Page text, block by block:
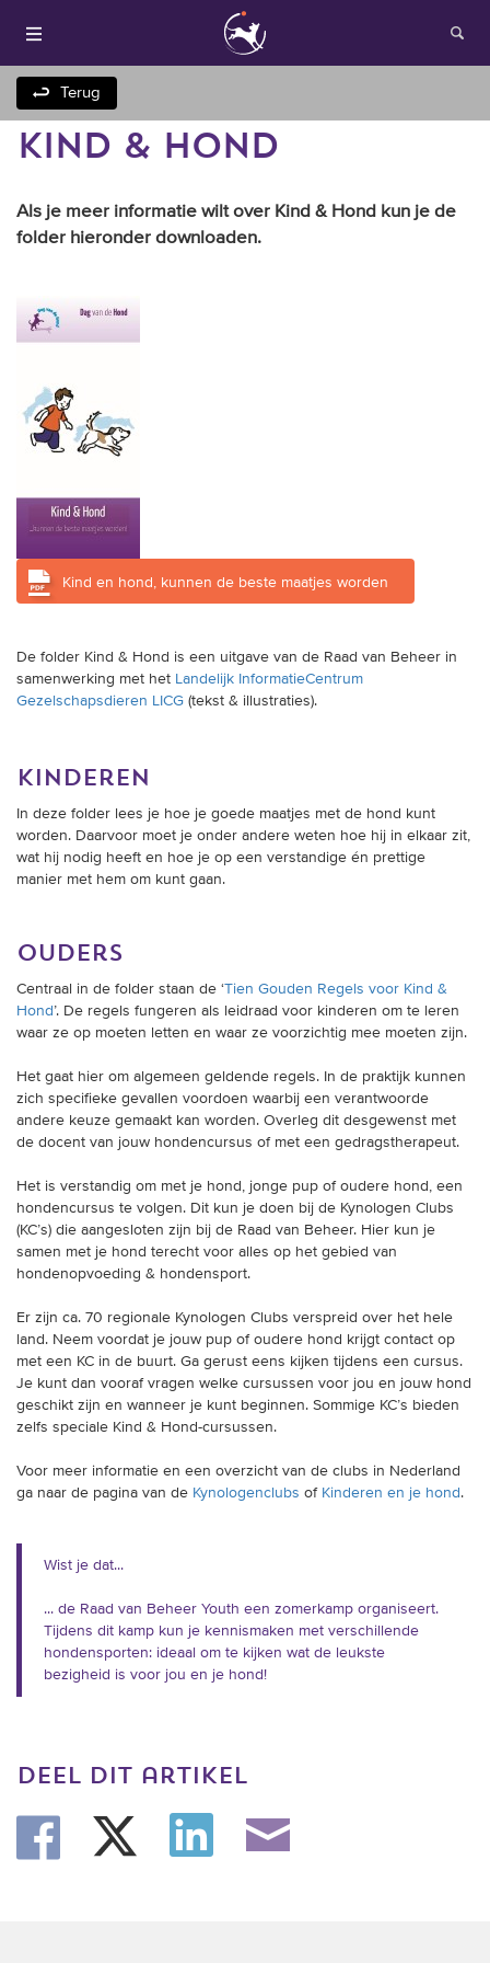
Houden van honden
Onze websites
trainingen
Zoek een vereniging
Inlog Mijn RvB account
Inlog leden / officials
Over ons
Vacatures
Terug
KIND & HOND
Als je meer informatie wilt over Kind & Hond kun je de
folder hieronder downloaden.
Kind en hond, kunnen de beste maatjes worden
De folder Kind & Hond is een uitgave van de Raad van Beheer in
samenwerking met het Landelijk InformatieCentrum
Gezelschapsdieren LICG (tekst & illustraties).
kinderen
In deze folder lees je hoe je goede maatjes met de hond kunt
worden. Daarvoor moet je onder andere weten hoe hij in elkaar zit,
wat hij nodig heeft en hoe je op een verstandige én prettige
manier met hem om kunt gaan.
ouders
Centraal in de folder staan de ‘Tien Gouden Regels voor Kind &
Hond ’. De regels fungeren als leidraad voor kinderen om te leren
waar ze op moeten letten en waar ze voorzichtig mee moeten zijn.
Het gaat hier om algemeen geldende regels. In de praktijk kunnen
zich specifieke gevallen voordoen waarbij een verantwoorde
andere keuze gemaakt kan worden. Overleg dit desgewenst met
de docent van jouw hondencursus of met een gedragstherapeut.
Het is verstandig om met je hond, jonge pup of oudere hond, een
hondencursus te volgen. Dit kun je doen bij de Kynologen Clubs
(KC’s) die aangesloten zijn bij de Raad van Beheer. Hier kun je
samen met je hond terecht voor alles op het gebied van
hondenopvoeding & hondensport.
Er zijn ca. 70 regionale Kynologen Clubs verspreid over het hele
land. Neem voordat je jouw pup of oudere hond krijgt contact op
met een KC in de buurt. Ga gerust eens kijken tijdens een cursus.
Je kunt dan vooraf vragen welke cursussen voor jou en jouw hond
geschikt zijn en wanneer je kunt beginnen. Sommige KC’s bieden
zelfs speciale Kind & Hond-cursussen.
Voor meer informatie en een overzicht van de clubs in Nederland
ga naar de pagina van de Kynologenclubs of Kinderen en je hond .
Wist je dat...
... de Raad van Beheer Youth een zomerkamp organiseert.
Tijdens dit kamp kun je kennismaken met verschillende
hondensporten: ideaal om te kijken wat de leukste
bezigheid is voor jou en je hond!
deel dit artikel